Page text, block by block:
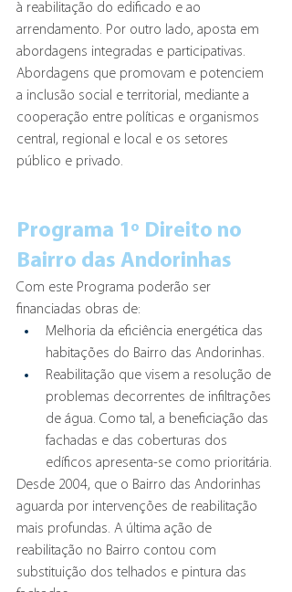
à reabilitação do edificado e ao
arrendamento. Por outro lado, aposta em
abordagens integradas e participativas.
Abordagens que promovam e potenciem
a inclusão social e territorial, mediante a
cooperação entre políticas e organismos
central, regional e local e os setores
público e privado.
Programa 1º Direito no
Bairro das Andorinhas
Com este Programa poderão ser
financiadas obras de:
Melhoria da eficiência energética das
habitações do Bairro das Andorinhas.
Reabilitação que visem a resolução de
problemas decorrentes de infiltrações
de água. Como tal, a beneficiação das
fachadas e das coberturas dos
edíficos apresenta-se como prioritária.
Desde 2004, que o Bairro das Andorinhas
aguarda por intervenções de reabilitação
mais profundas. A última ação de
reabilitação no Bairro contou com
substituição dos telhados e pintura das